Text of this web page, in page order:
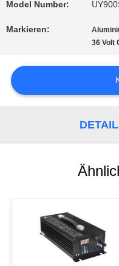
TRETEN
MIT
UNS
FÄLLE
Model Number:
Markieren:
36 Volt